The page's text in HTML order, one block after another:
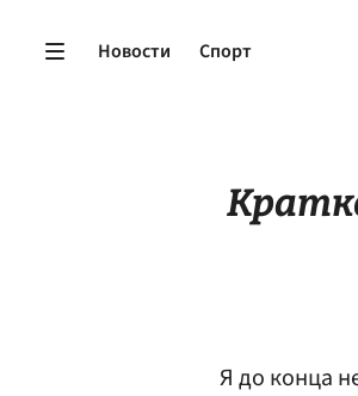
Новости Спорт
Я до конца